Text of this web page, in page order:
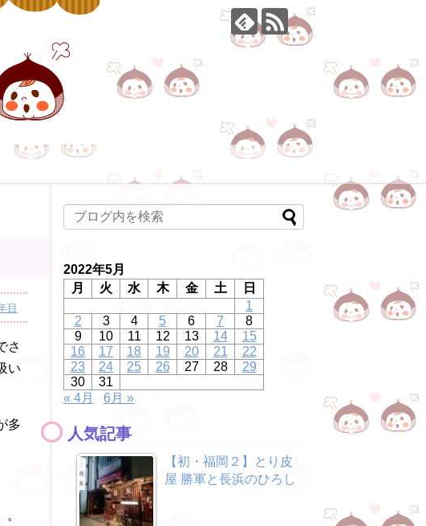
目
さ
い
多
2022年5月
月
火 水 木 金 土
日
1
2
3 4 5 6 7
8
9
10 11 12 13 14
15
16
17 18 19 20 21
22
23
24 25 26 27 28
29
30
31
« 4月
6月 »
人気記事
【初・福岡２】とり皮
屋 勝軍と長浜のひろし